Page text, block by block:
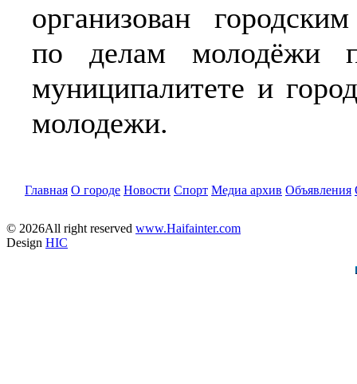
организован
по делам молодёжи
муниципалитете и
молодежи.
Главная О городе Новости Спорт Медиа архив Объявления
© 2026All right reserved www.Haifainter.com
Design HIC